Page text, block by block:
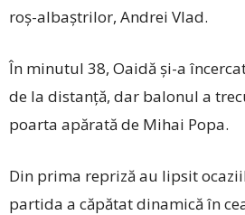
roș-albaștrilor, Andrei Vlad.
În minutul 38, Oaidă și-a
de la distanță, dar balonul a
poarta apărată de Mihai Popa.
Din prima repriză au lipsit
partida a căpătat dinamică în